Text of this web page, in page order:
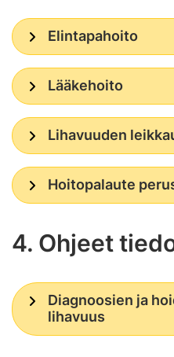
Elintapahoito
Lääkehoito
Lihavuuden
Hoitopalaute
4. Ohjeet
Diagnoosien ja
lihavuus